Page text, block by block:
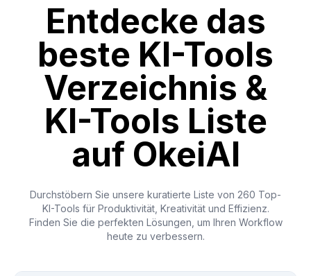
Entdecke das
beste KI-Tools
Verzeichnis &
KI-Tools Liste
auf OkeiAI
Durchstöbern Sie unsere kuratierte Liste von 260 Top-
KI-Tools für Produktivität, Kreativität und Effizienz.
Finden Sie die perfekten Lösungen, um Ihren Workflow
heute zu verbessern.